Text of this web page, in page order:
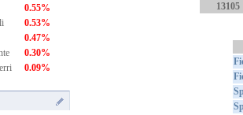
0.55%
0.53%
0.47%
0.30%
0.09%
13105